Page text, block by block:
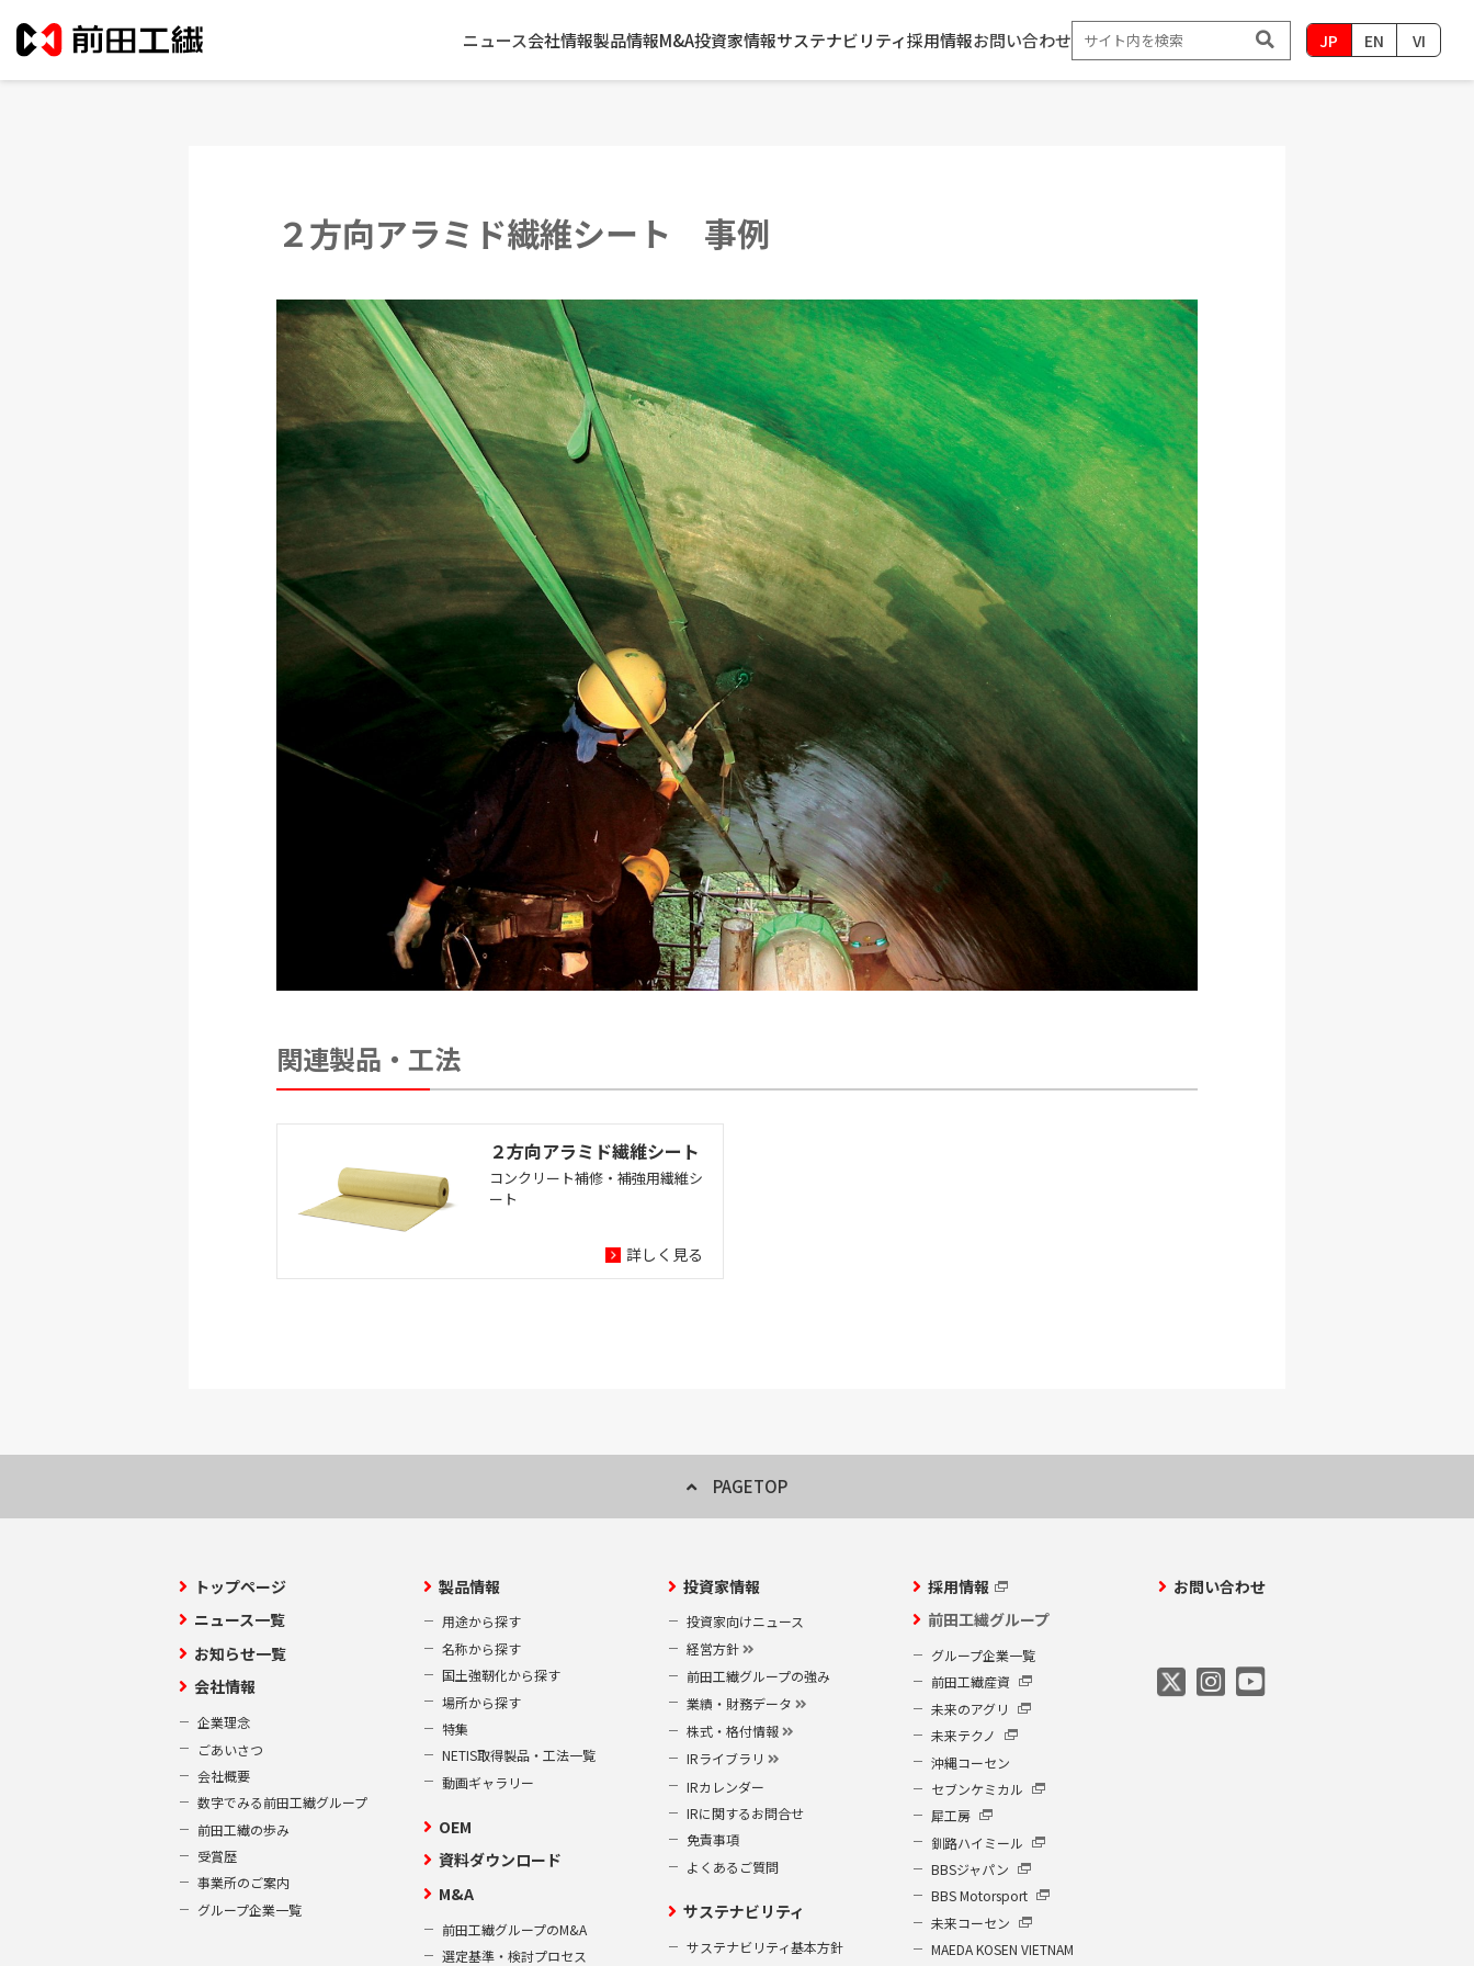
ニュース会社情報製品情報M&A投資家情報サステナビリティ採用情報お問い合わせ JP EN VI
２方向アラミド繊維シート 事例
関連製品・工法
２方向アラミド繊維シート
コンクリート補修・補強用繊維シ
ート
詳しく見る
PAGETOP
トップページ
ニュース一覧
お知らせ一覧
会社情報
企業理念
ごあいさつ
会社概要
数字でみる前田工繊グループ
前田工繊の歩み
受賞歴
事業所のご案内
グループ企業一覧
製品情報
用途から探す
名称から探す
国土強靭化から探す
場所から探す
特集
NETIS取得製品・工法一覧
動画ギャラリー
OEM
資料ダウンロード
M&A
前田工繊グループのM&A
選定基準・検討プロセス
投資家情報
投資家向けニュース
経営方針
前田工繊グループの強み
業績・財務データ
株式・格付情報
IRライブラリ
IRカレンダー
IRに関するお問合せ
免責事項
よくあるご質問
サステナビリティ
サステナビリティ基本方針
採用情報
前田工繊グループ
グループ企業一覧
前田工繊産資
未来のアグリ
未来テクノ
沖縄コーセン
セブンケミカル
犀工房
釧路ハイミール
BBSジャパン
BBS Motorsport
未来コーセン
MAEDA KOSEN VIETNAM
お問い合わせ